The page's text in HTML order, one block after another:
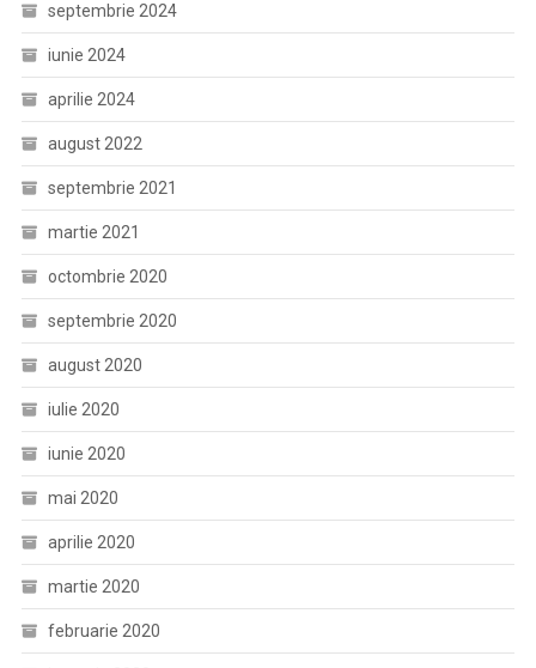
septembrie 2024
iunie 2024
aprilie 2024
august 2022
septembrie 2021
martie 2021
octombrie 2020
septembrie 2020
august 2020
iulie 2020
iunie 2020
mai 2020
aprilie 2020
martie 2020
februarie 2020